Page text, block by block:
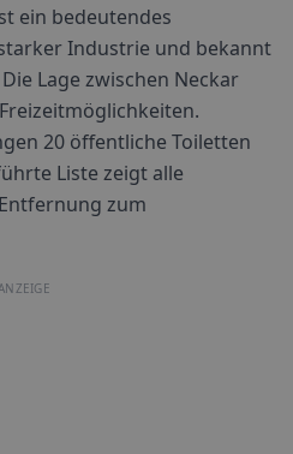
ein bedeutendes
Industrie und bekannt
Lage zwischen Neckar
20 öffentliche Toiletten
Liste zeigt alle
zum